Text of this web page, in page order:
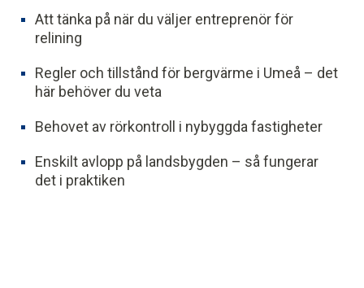
Att tänka på när du väljer entreprenör för
relining
Regler och tillstånd för bergvärme i Umeå – det
här behöver du veta
Behovet av rörkontroll i nybyggda fastigheter
Enskilt avlopp på landsbygden – så fungerar
det i praktiken